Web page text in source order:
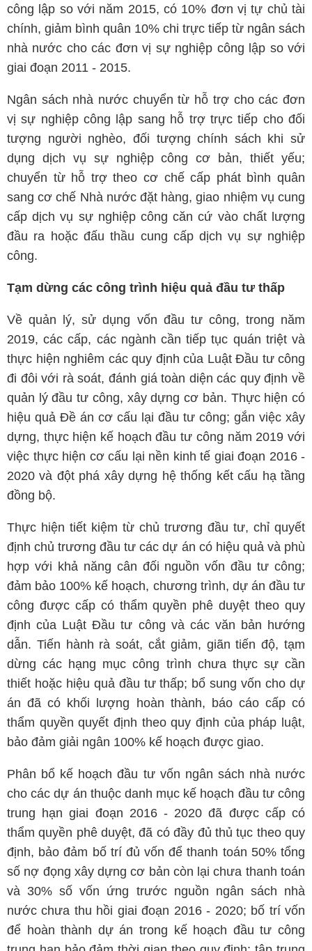
công lập so với năm 2015, có 10% đơn vị tự chủ tài
chính, giảm bình quân 10% chi trực tiếp từ ngân sách
nhà nước cho các đơn vị sự nghiệp công lập so với
giai đoạn 2011 - 2015.
Ngân sách nhà nước chuyển từ hỗ trợ cho các đơn
vị sự nghiệp công lập sang hỗ trợ trực tiếp cho đối
tượng người nghèo, đối tượng chính sách khi sử
dụng dịch vụ sự nghiệp công cơ bản, thiết yếu;
chuyển từ hỗ trợ theo cơ chế cấp phát bình quân
sang cơ chế Nhà nước đặt hàng, giao nhiệm vụ cung
cấp dịch vụ sự nghiệp công căn cứ vào chất lượng
đầu ra hoặc đấu thầu cung cấp dịch vụ sự nghiệp
công.
Tạm dừng các công trình hiệu quả đầu tư thấp
Về quản lý, sử dụng vốn đầu tư công, trong năm
2019, các cấp, các ngành cần tiếp tục quán triệt và
thực hiện nghiêm các quy định của Luật Đầu tư công
đi đôi với rà soát, đánh giá toàn diện các quy định về
quản lý đầu tư công, xây dựng cơ bản. Thực hiện có
hiệu quả Đề án cơ cấu lại đầu tư công; gắn việc xây
dựng, thực hiện kế hoạch đầu tư công năm 2019 với
việc thực hiện cơ cấu lại nền kinh tế giai đoạn 2016 -
2020 và đột phá xây dựng hệ thống kết cấu hạ tầng
đồng bộ.
Thực hiện tiết kiệm từ chủ trương đầu tư, chỉ quyết
định chủ trương đầu tư các dự án có hiệu quả và phù
hợp với khả năng cân đối nguồn vốn đầu tư công;
đảm bảo 100% kế hoạch, chương trình, dự án đầu tư
công được cấp có thẩm quyền phê duyệt theo quy
định của Luật Đầu tư công và các văn bản hướng
dẫn. Tiến hành rà soát, cắt giảm, giãn tiến độ, tạm
dừng các hạng mục công trình chưa thực sự cần
thiết hoặc hiệu quả đầu tư thấp; bổ sung vốn cho dự
án đã có khối lượng hoàn thành, báo cáo cấp có
thẩm quyền quyết định theo quy định của pháp luật,
bảo đảm giải ngân 100% kế hoạch được giao.
Phân bổ kế hoạch đầu tư vốn ngân sách nhà nước
cho các dự án thuộc danh mục kế hoạch đầu tư công
trung hạn giai đoạn 2016 - 2020 đã được cấp có
thẩm quyền phê duyệt, đã có đầy đủ thủ tục theo quy
định, bảo đảm bố trí đủ vốn để thanh toán 50% tổng
số nợ đọng xây dựng cơ bản còn lại chưa thanh toán
và 30% số vốn ứng trước nguồn ngân sách nhà
nước chưa thu hồi giai đoạn 2016 - 2020; bố trí vốn
để hoàn thành dự án trong kế hoạch đầu tư công